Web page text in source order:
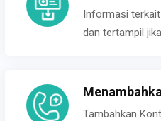
Informasi
dan tertampil
Tambahkan